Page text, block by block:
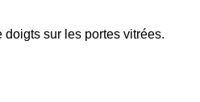
doigts sur les portes vitrées.